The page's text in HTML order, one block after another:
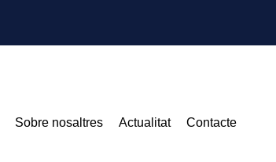
Sobre nosaltres Actualitat Contacte